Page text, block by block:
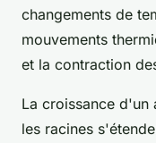
changements de
mouvements
et la contraction
La croissance d'un
les racines